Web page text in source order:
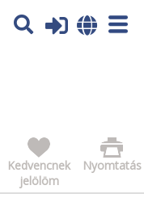
tájékoztatás itt:
Nyomtatás
Kedvencnek
jelölöm